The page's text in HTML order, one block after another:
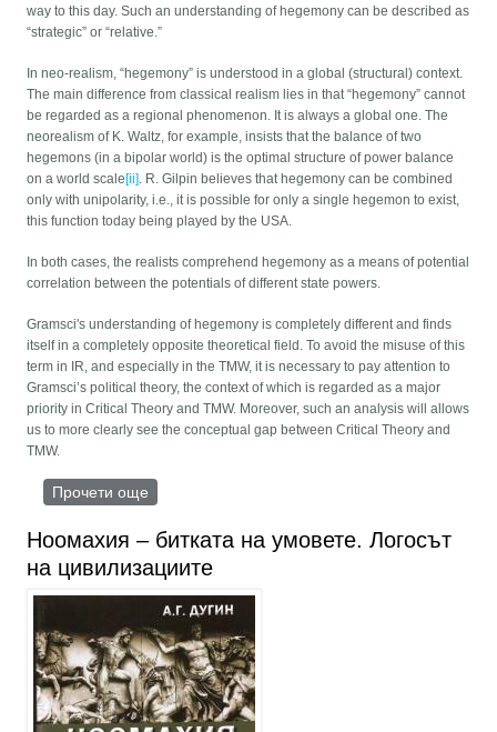
way to this day. Such an understanding of hegemony can be described as
“strategic” or “relative.”
In neo-realism, “hegemony” is understood in a global (structural) context.
The main difference from classical realism lies in that “hegemony” cannot
be regarded as a regional phenomenon. It is always a global one. The
neorealism of K. Waltz, for example, insists that the balance of two
hegemons (in a bipolar world) is the optimal structure of power balance
on a world scale[ii]. R. Gilpin believes that hegemony can be combined
only with unipolarity, i.e., it is possible for only a single hegemon to exist,
this function today being played by the USA.
In both cases, the realists comprehend hegemony as a means of potential
correlation between the potentials of different state powers.
Gramsci's understanding of hegemony is completely different and finds
itself in a completely opposite theoretical field. To avoid the misuse of this
term in IR, and especially in the TMW, it is necessary to pay attention to
Gramsci’s political theory, the context of which is regarded as a major
priority in Critical Theory and TMW. Moreover, such an analysis will allows
us to more clearly see the conceptual gap between Critical Theory and
TMW.
Прочети още
Ноомахия – битката на умовете. Логосът
на цивилизациите